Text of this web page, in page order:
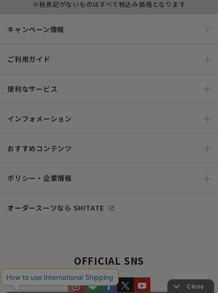
※税表記がないものはすべて税込み価格となります
キャンペーン情報
ご利用ガイド
便利なサービス
インフォメーション
おすすめコンテンツ
ポリシー・企業情報
オーダースーツなら SHITATE
OFFICIAL SNS